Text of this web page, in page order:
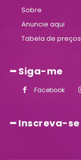
Sobre
Anuncie aqui
Tabela de preços
━ Siga-me
Facebook
━ Inscreva-se